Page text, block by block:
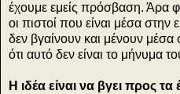
έχουμε εμείς πρόσβαση. Άρα
οι πιστοί που είναι μέσα
δεν βγαίνουν και μένουν μέσα
ότι αυτό δεν είναι το μήνυμα
Η ιδέα είναι να βγει προς τα